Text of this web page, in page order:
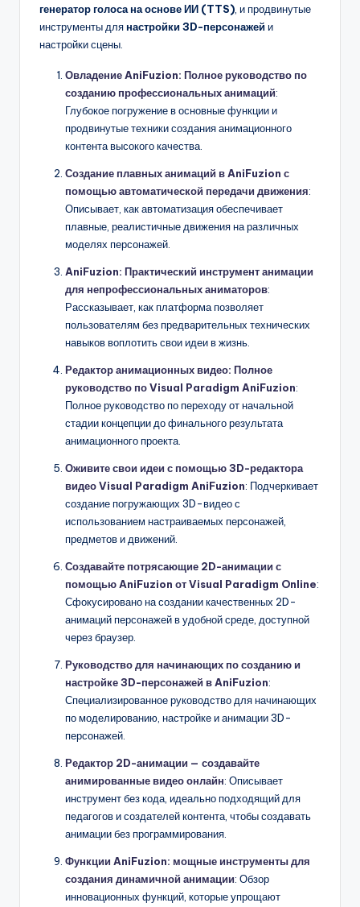
генератор голоса на основе ИИ (TTS) , и продвинутые
инструменты длянастройки 3D-персонажейи
настройки сцены.
Овладение AniFuzion: Полное руководство по
созданию профессиональных анимаций:
Глубокое погружение в основные функции и
продвинутые техники создания анимационного
контента высокого качества.
Создание плавных анимаций в AniFuzion с
помощью автоматической передачи движения:
Описывает, как автоматизация обеспечивает
плавные, реалистичные движения на различных
моделях персонажей.
AniFuzion: Практический инструмент анимации
для непрофессиональных аниматоров:
Рассказывает, как платформа позволяет
пользователям без предварительных технических
навыков воплотить свои идеи в жизнь.
Редактор анимационных видео: Полное
руководство по Visual Paradigm AniFuzion:
Полное руководство по переходу от начальной
стадии концепции до финального результата
анимационного проекта.
Оживите свои идеи с помощью 3D-редактора
видео Visual Paradigm AniFuzion: Подчеркивает
создание погружающих 3D-видео с
использованием настраиваемых персонажей,
предметов и движений.
Создавайте потрясающие 2D-анимации с
помощью AniFuzion от Visual Paradigm Online:
Сфокусировано на создании качественных 2D-
анимаций персонажей в удобной среде, доступной
через браузер.
Руководство для начинающих по созданию и
настройке 3D-персонажей в AniFuzion:
Специализированное руководство для начинающих
по моделированию, настройке и анимации 3D-
персонажей.
Редактор 2D-анимации — создавайте
анимированные видео онлайн: Описывает
инструмент без кода, идеально подходящий для
педагогов и создателей контента, чтобы создавать
анимации без программирования.
Функции AniFuzion: мощные инструменты для
создания динамичной анимации: Обзор
инновационных функций, которые упрощают